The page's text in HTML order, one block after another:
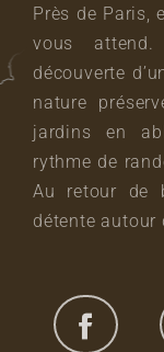
Près de Paris,
vous
découverte
nature
jardins en
rythme de
Au retour de
détente autour